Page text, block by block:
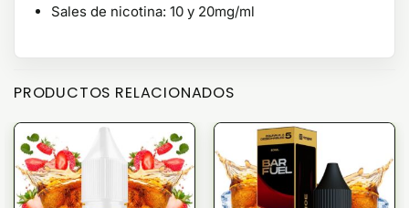
Sales de nicotina: 10 y 20mg/ml
PRODUCTOS RELACIONADOS